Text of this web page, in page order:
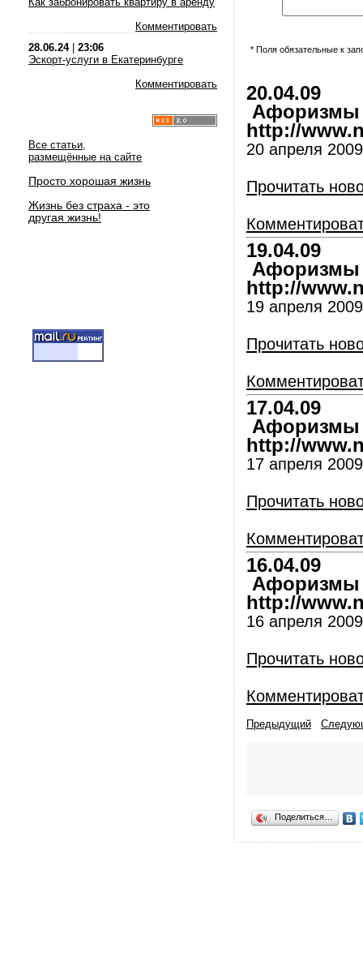
Комментировать
28.06.24| 23:06
Эскорт-услуги в Екатеринбурге
Комментировать
Все статьи,
размещённые на сайте
Просто хорошая жизнь
Жизнь без страха - это
другая жизнь!
* Поля обязательные к
20.04.09
Афоризмы
http://
20 апреля 2009
Прочитать
19.04.09
Афоризмы
http://
19 апреля 2009
Прочитать
17.04.09
Афоризмы
http://
17 апреля 2009
Прочитать
16.04.09
Афоризмы
http://
16 апреля 2009
Прочитать
Предыдущий
Поделиться…